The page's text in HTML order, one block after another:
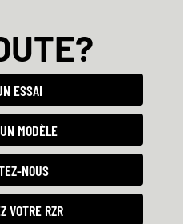
ESSAI
MODÈLE
NOUS
VOTRE RZR